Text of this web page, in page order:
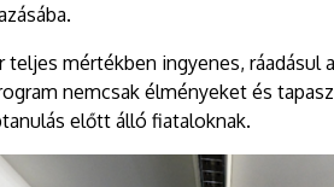
teljes mértékben ingyenes, ráadásul
nemcsak élményeket és
előtt álló fiataloknak.